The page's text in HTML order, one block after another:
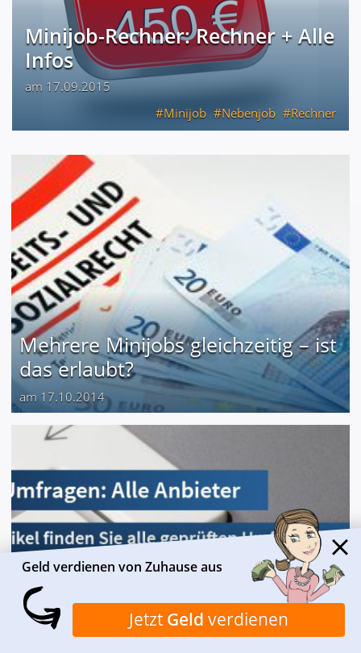
Minijob-Rechner: Rechner + Alle
Infos
am 17.09.2015
Minijob
Nebenjob Rechner
Mehrere Minijobs gleichzeitig – ist
das erlaubt?
am 17.10.2014
Bezahlte Umfragen - Die besten
Anbieter
Geld verdienen von Zuhause aus
Jetzt Geld verdienen